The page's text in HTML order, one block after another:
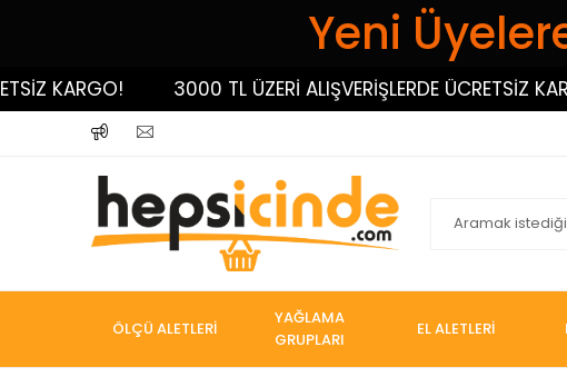
Yeni
KARGO! 3000 TL ÜZERİ ALIŞVERİŞLERDE ÜCRETSİZ KARGO!
ÖLÇÜ ALETLERİ
YAĞLAMA
GRUPLARI
EL ALETLERİ